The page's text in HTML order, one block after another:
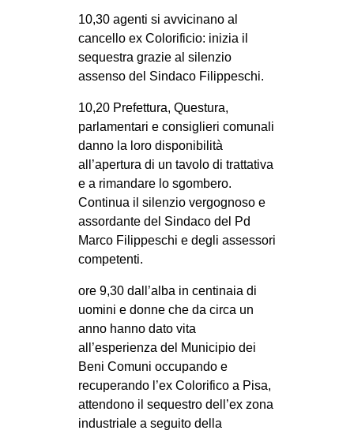
10,30 agenti si avvicinano al
cancello ex Colorificio: inizia il
sequestra grazie al silenzio
assenso del Sindaco Filippeschi.
10,20 Prefettura, Questura,
parlamentari e consiglieri comunali
danno la loro disponibilità
all’apertura di un tavolo di trattativa
e a rimandare lo sgombero.
Continua il silenzio vergognoso e
assordante del Sindaco del Pd
Marco Filippeschi e degli assessori
competenti.
ore 9,30 dall’alba in centinaia di
uomini e donne che da circa un
anno hanno dato vita
all’esperienza del Municipio dei
Beni Comuni occupando e
recuperando l’ex Colorifico a Pisa,
attendono il sequestro dell’ex zona
industriale a seguito della